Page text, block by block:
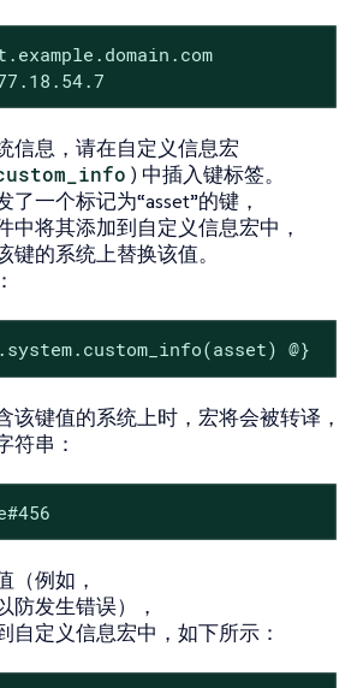
信息，请在自定义信息宏
) 中插入键标签。
一个标记为“asset”的键，
中将其添加到自定义信息宏中，
键的系统上替换该值。
@}
该键值的系统上时，宏将会被转译，
符串：
（例如，
防发生错误），
自定义信息宏中，如下所示：